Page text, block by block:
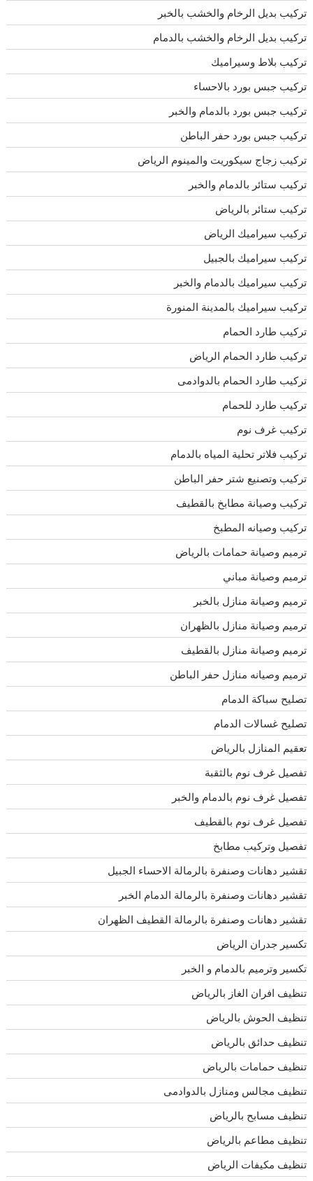
تركيب بديل الرخام والخشب بالخبر
تركيب بديل الرخام والخشب بالدمام
تركيب بلاط وسيراميك
تركيب جبس بورد بالاحساء
تركيب جبس بورد بالدمام والخبر
تركيب جبس بورد حفر الباطن
تركيب زجاج سيكوريت والمينوم الرياض
تركيب ستائر بالدمام والخبر
تركيب ستائر بالرياض
تركيب سيراميك الرياض
تركيب سيراميك بالجبيل
تركيب سيراميك بالدمام والخبر
تركيب سيراميك بالمدينة المنورة
تركيب طارد الحمام
تركيب طارد الحمام الرياض
تركيب طارد الحمام بالدوادمى
تركيب طارد للحمام
تركيب غرف نوم
تركيب فلاتر تحلية المياه بالدمام
تركيب وتصنيع شتر حفر الباطن
تركيب وصيانة مطابخ بالقطيف
تركيب وصيانه المطبخ
ترميم وصيانة حمامات بالرياض
ترميم وصيانة مباني
ترميم وصيانة منازل بالخبر
ترميم وصيانة منازل بالظهران
ترميم وصيانة منازل بالقطيف
ترميم وصيانه منازل حفر الباطن
تصليح سباكة الدمام
تصليح غسالات الدمام
تعقيم المنازل بالرياض
تفصيل غرف نوم بالثقبة
تفصيل غرف نوم بالدمام والخبر
تفصيل غرف نوم بالقطيف
تفصيل وتركيب مطابخ
تقشير دهانات وصنفرة بالرمالة الاحساء الجبيل
تقشير دهانات وصنفرة بالرمالة الدمام الخبر
تقشير دهانات وصنفرة بالرمالة القطيف الظهران
تكسير جدران الرياض
تكسير وترميم بالدمام و الخبر
تنظيف افران الغاز بالرياض
تنظيف الحوش بالرياض
تنظيف حدائق بالرياض
تنظيف حمامات بالرياض
تنظيف مجالس ومنازل بالدوادمى
تنظيف مسابح بالرياض
تنظيف مطاعم بالرياض
تنظيف مكيفات الرياض